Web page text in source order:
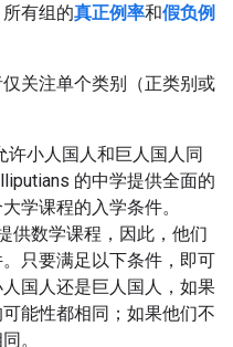
有组的真正例率和假负例
关注单个类别（正类别或
许小人国人和巨人国人同
的中学提供全面的
学课程的入学条件。
供数学课程，因此，他们
只要满足以下条件，即可
国人还是巨人国人，如果
能性都相同；如果他们不
。